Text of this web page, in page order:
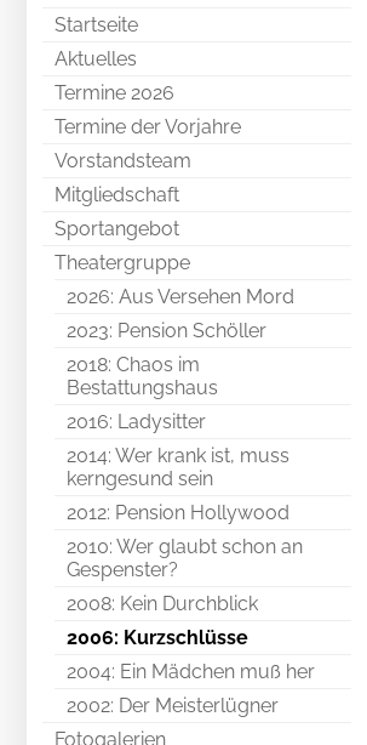
Startseite
Aktuelles
Termine 2026
Termine der Vorjahre
Vorstandsteam
Mitgliedschaft
Sportangebot
Theatergruppe
2026: Aus Versehen Mord
2023: Pension Schöller
2018: Chaos im
Bestattungshaus
2016: Ladysitter
2014: Wer krank ist, muss
kerngesund sein
2012: Pension Hollywood
2010: Wer glaubt schon an
Gespenster?
2008: Kein Durchblick
2006: Kurzschlüsse
2004: Ein Mädchen muß her
2002: Der Meisterlügner
Fotogalerien